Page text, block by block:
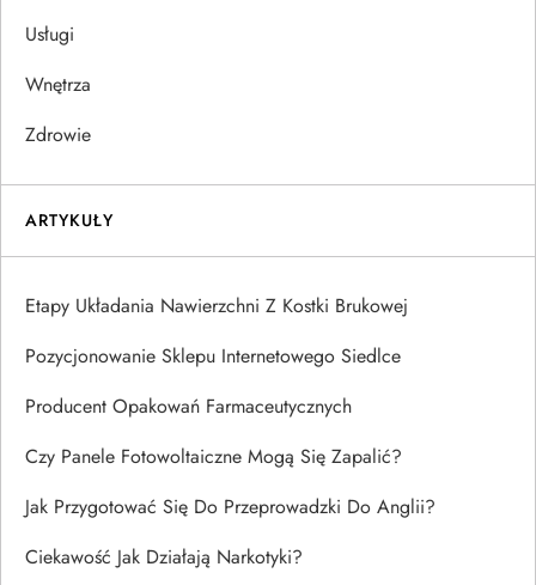
Usługi
Wnętrza
Zdrowie
ARTYKUŁY
Etapy Układania Nawierzchni Z Kostki Brukowej
Pozycjonowanie Sklepu Internetowego Siedlce
Producent Opakowań Farmaceutycznych
Czy Panele Fotowoltaiczne Mogą Się Zapalić?
Jak Przygotować Się Do Przeprowadzki Do Anglii?
Ciekawość Jak Działają Narkotyki?